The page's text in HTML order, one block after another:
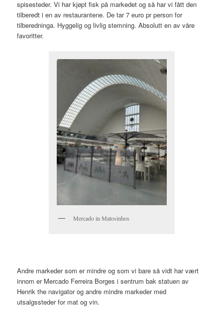
spisesteder. Vi har kjøpt fisk på markedet og så har vi fått den
tilberedt i en av restaurantene. De tar 7 euro pr person for
tilberedninga. Hyggelig og livlig stemning. Absolutt en av våre
favoritter.
Mercado in Matosinhos
Andre markeder som er mindre og som vi bare så vidt har vært
innom er Mercado Ferreira Borges i sentrum bak statuen av
Henrik the navigator og andre mindre markeder med
utsalgssteder for mat og vin.